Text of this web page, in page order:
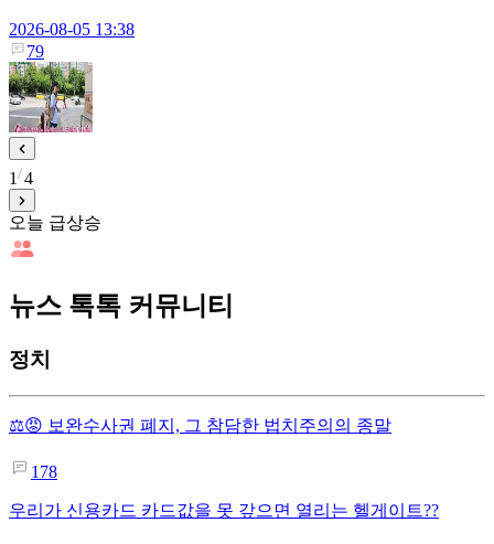
2026-08-05 13:38
79
1 4
오늘 급상승
뉴스 톡톡 커뮤니티
정치
⚖️😡 보완수사권 폐지, 그 참담한 법치주의의 종말
178
우리가 신용카드 카드값을 못 갚으면 열리는 헬게이트??